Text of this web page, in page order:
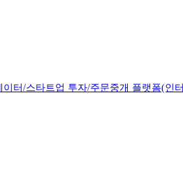
터/스타트업 투자/주문중개 플랫폼(